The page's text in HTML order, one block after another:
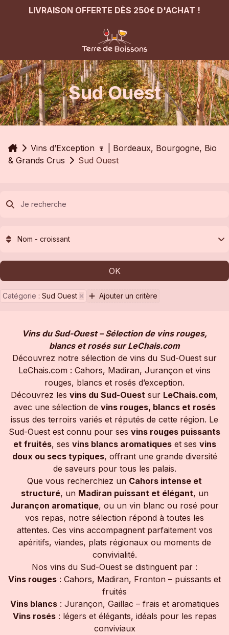
LIVRAISON OFFERTE DÈS 250€ D'ACHAT !
Sud Ouest
AccueilVins d’Exception 🍷 | Bordeaux, Bourgogne, Bio
& Grands Crus
Sud Ouest
Nom - croissant
OK
Catégorie : Sud Ouest Ajouter un critère
Vins du Sud-Ouest – Sélection de vins rouges,
blancs et rosés sur LeChais.com
Découvrez notre sélection de vins du Sud-Ouest sur
LeChais.com : Cahors, Madiran, Jurançon et vins
rouges, blancs et rosés d’exception.
Découvrez les vins du Sud-Ouest sur LeChais.com,
avec une sélection de vins rouges, blancs et rosés
issus des terroirs variés et réputés de cette région. Le
Sud-Ouest est connu pour ses vins rouges puissants
et fruités, ses vins blancs aromatiqueset ses vins
doux ou secs typiques, offrant une grande diversité
de saveurs pour tous les palais.
Que vous recherchiez un Cahors intense et
structuré, un Madiran puissant et élégant, un
Jurançon aromatique, ou un vin blanc ou rosé pour
vos repas, notre sélection répond à toutes les
attentes. Ces vins accompagnent parfaitement vos
apéritifs, viandes, plats régionaux ou moments de
convivialité.
Nos vins du Sud-Ouest se distinguent par :
Vins rouges : Cahors, Madiran, Fronton – puissants et
fruités
Vins blancs: Jurançon, Gaillac – frais et aromatiques
Vins rosés: légers et élégants, idéals pour les repas
conviviaux